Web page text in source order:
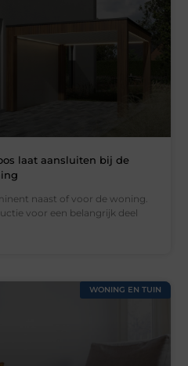
laat aansluiten bij de
naast of voor de woning.
voor een belangrijk deel
WONING EN TUIN